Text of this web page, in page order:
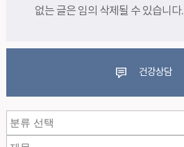
없는 글은 임의 삭제될 수 있습니다.
건강상담